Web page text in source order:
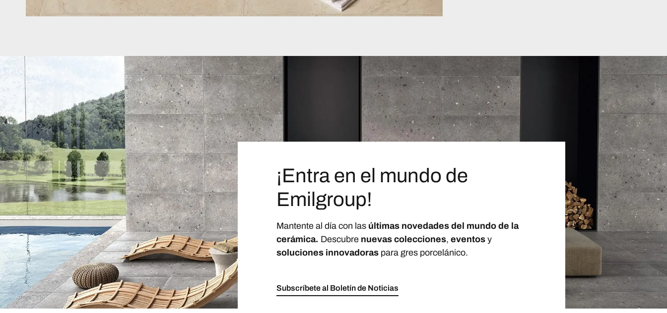
¡Entra en el mundo de
Emilgroup!
Mantente al día con las últimas novedades del mundo de la
cerámica. Descubre nuevas colecciones, eventosy
soluciones innovadoraspara gres porcelánico.
Subscríbete al Boletín de Noticias